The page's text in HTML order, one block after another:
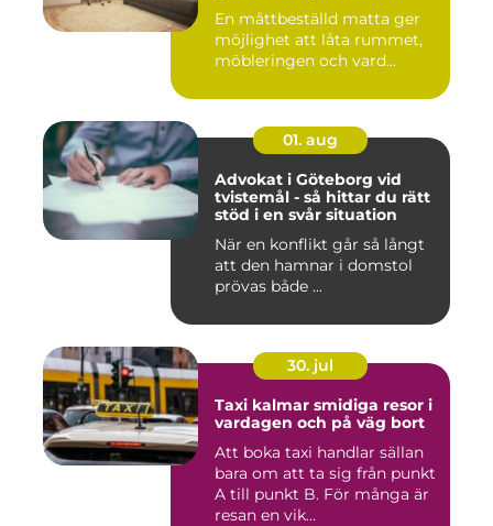
En måttbeställd matta ger
möjlighet att låta rummet,
möbleringen och vard...
01. aug
Advokat i Göteborg vid
tvistemål - så hittar du rätt
stöd i en svår situation
När en konflikt går så långt
att den hamnar i domstol
prövas både ...
30. jul
Taxi kalmar smidiga resor i
vardagen och på väg bort
Att boka taxi handlar sällan
bara om att ta sig från punkt
A till punkt B. För många är
resan en vik...